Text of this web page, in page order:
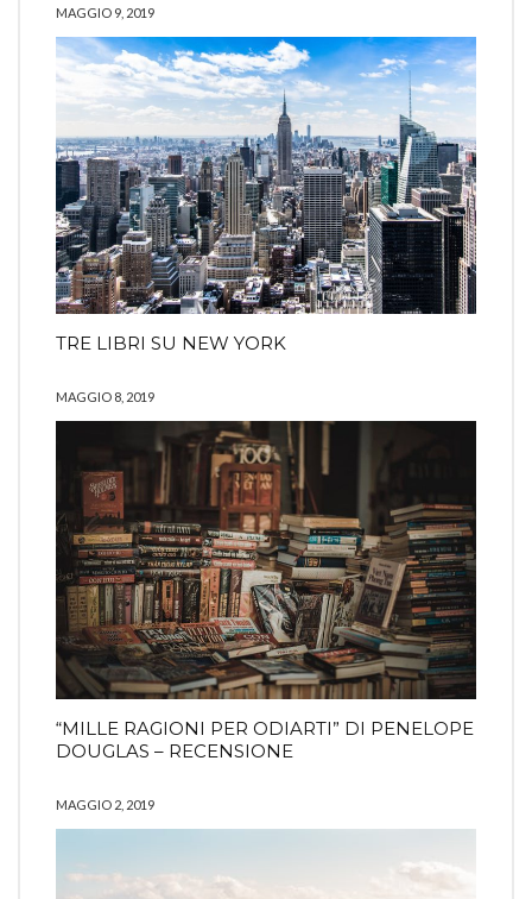
MAGGIO 9, 2019
TRE LIBRI SU NEW YORK
MAGGIO 8, 2019
“MILLE RAGIONI PER ODIARTI” DI PENELOPE
DOUGLAS – RECENSIONE
MAGGIO 2, 2019